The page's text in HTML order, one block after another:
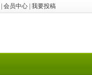
会员中心 我要投稿